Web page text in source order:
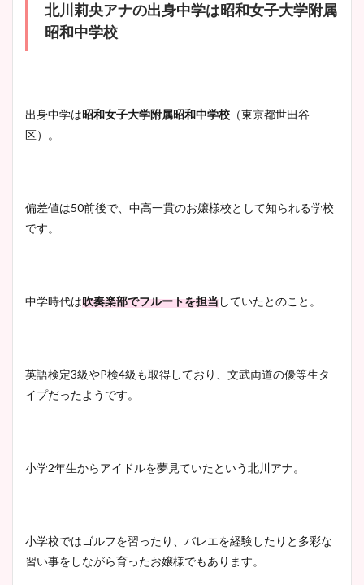
ニット衣装まとめ！美足の筋
鈴木唯の太ってた時の体重が
凄い！
かわいい！カップや水着姿も
北川莉央アナの出身中学は昭和女子大学附属
昭和中学校
出身中学は昭和女子大学附属昭和中学校 （東京都世田谷
区）。
偏差値は50前後で、中高一貫のお嬢様校として知られる学校
です。
中学時代は吹奏楽部でフルートを担当していたとのこと。
英語検定3級やP検4級も取得しており、文武両道の優等生タ
イプだったようです。
小学2年生からアイドルを夢見ていたという北川アナ。
小学校ではゴルフを習ったり、バレエを経験したりと多彩な
習い事をしながら育ったお嬢様でもあります。